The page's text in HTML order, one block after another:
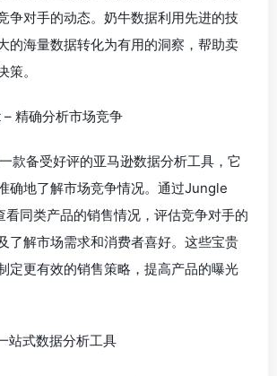
争对手的动态。奶牛数据利用先进的技
的海量数据转化为有用的洞察，帮助卖
。
精确分析市场竞争
款备受好评的亚马逊数据分析工具，它
确地了解市场竞争情况。通过Jungle
同类产品的销售情况，评估竞争对手的
了解市场需求和消费者喜好。这些宝贵
定更有效的销售策略，提高产品的曝光
站式数据分析工具